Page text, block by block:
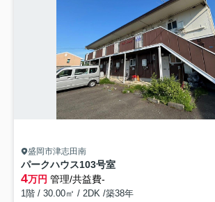
盛岡市津志田南
パークハウス103号室
4万円 管理/共益費-
1階 / 30.00㎡ / 2DK /築38年